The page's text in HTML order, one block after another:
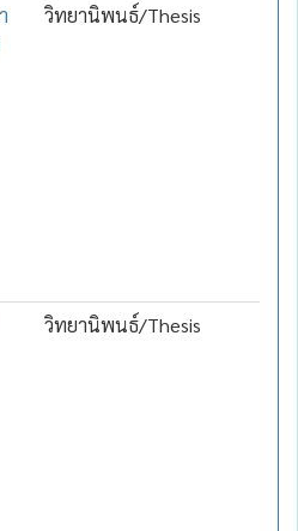
วิทยานิพนธ์/Thesis
วิทยานิพนธ์/Thesis